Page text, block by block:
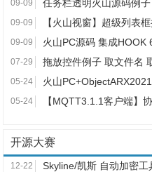
09-09 任务栏透明火山源码例子
09-09 【火山视窗】超级列表
09-09
07-29 拖放控件例子 取文件名
05-24 火山
05-24 【MQTT3.1.1客户端】
开源大赛
12-22 Skyline/凯斯 自动加密工